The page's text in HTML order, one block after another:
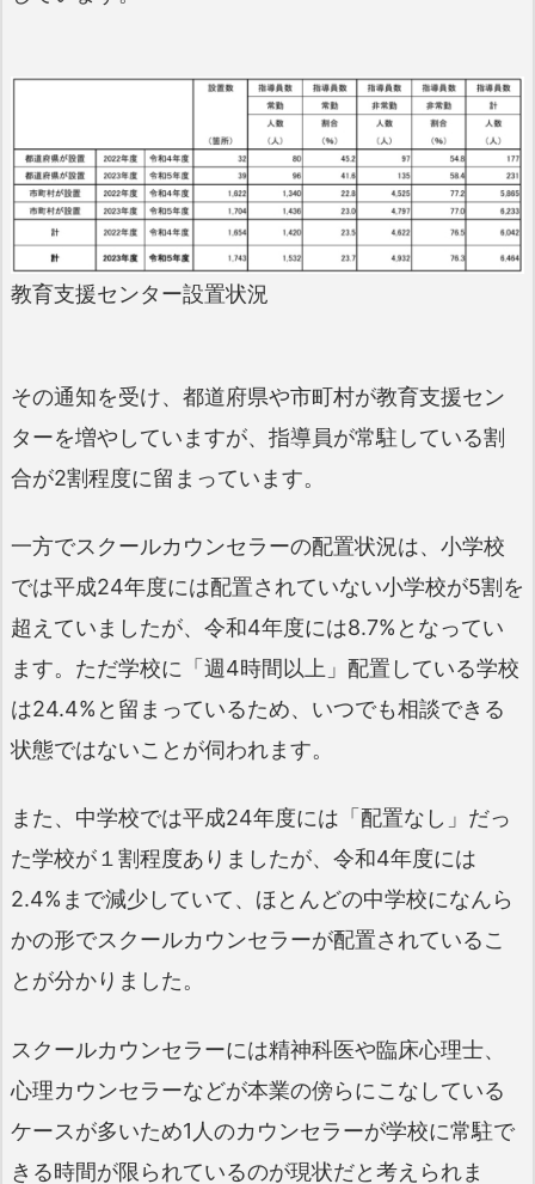
教育支援センター設置状況
その通知を受け、都道府県や市町村が教育支援セン
ターを増やしていますが、指導員が常駐している割
合が2割程度に留まっています。
一方でスクールカウンセラーの配置状況は、小学校
では平成24年度には配置されていない小学校が5割を
超えていましたが、令和4年度には8.7%となってい
ます。ただ学校に「週4時間以上」配置している学校
は24.4%と留まっているため、いつでも相談できる
状態ではないことが伺われます。
また、中学校では平成24年度には「配置なし」だっ
た学校が１割程度ありましたが、令和4年度には
2.4%まで減少していて、ほとんどの中学校になんら
かの形でスクールカウンセラーが配置されているこ
とが分かりました。
スクールカウンセラーには精神科医や臨床心理士、
心理カウンセラーなどが本業の傍らにこなしている
ケースが多いため1人のカウンセラーが学校に常駐で
きる時間が限られているのが現状だと考えられま